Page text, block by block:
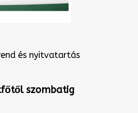
és nyitvatartás
szombatig